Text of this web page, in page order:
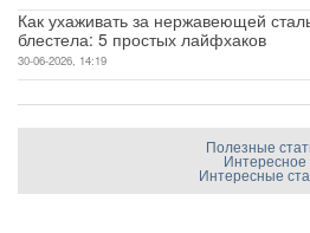
Как ухаживать за нержавеющей
блестела: 5 простых лайфхаков
30-06-2026, 14:19
Полезные
Интересное
Интересные